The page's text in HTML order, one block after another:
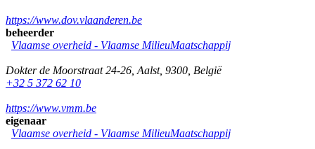
https://www.dov.vlaanderen.be
beheerder
Vlaamse overheid - Vlaamse MilieuMaatschappij
Dokter de Moorstraat 24-26 Aalst, 9300 België
+32 5 372 62 10
https://www.vmm.be
eigenaar
Vlaamse overheid - Vlaamse MilieuMaatschappij